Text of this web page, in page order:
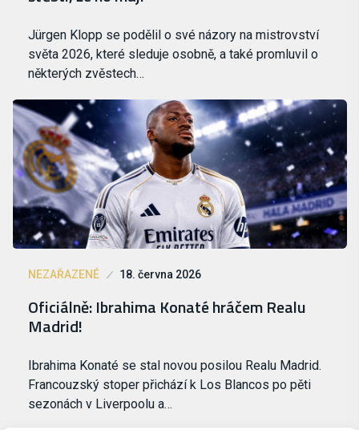
Jürgen Klopp se podělil o své názory na mistrovství
světa 2026, které sleduje osobně, a také promluvil o
některých zvěstech…
NEZAŘAZENÉ 18. června 2026
Oficiálně: Ibrahima Konaté hráčem Realu
Madrid!
Ibrahima Konaté se stal novou posilou Realu Madrid.
Francouzský stoper přichází k Los Blancos po pěti
sezonách v Liverpoolu a…